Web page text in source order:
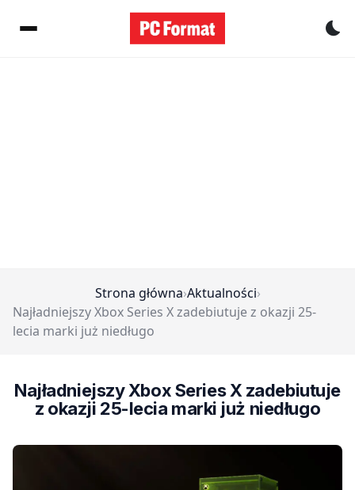
Strona główna›Aktualności›
Najładniejszy Xbox Series X zadebiutuje z okazji 25-
lecia marki już niedługo
Najładniejszy Xbox Series X zadebiutuje
z okazji 25-lecia marki już niedługo